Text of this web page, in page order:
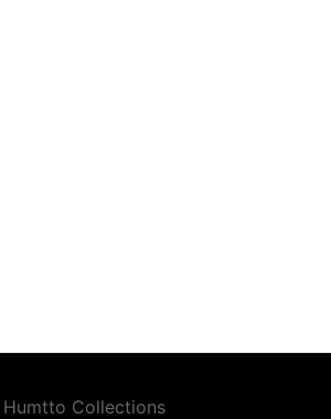
Humtto Collections